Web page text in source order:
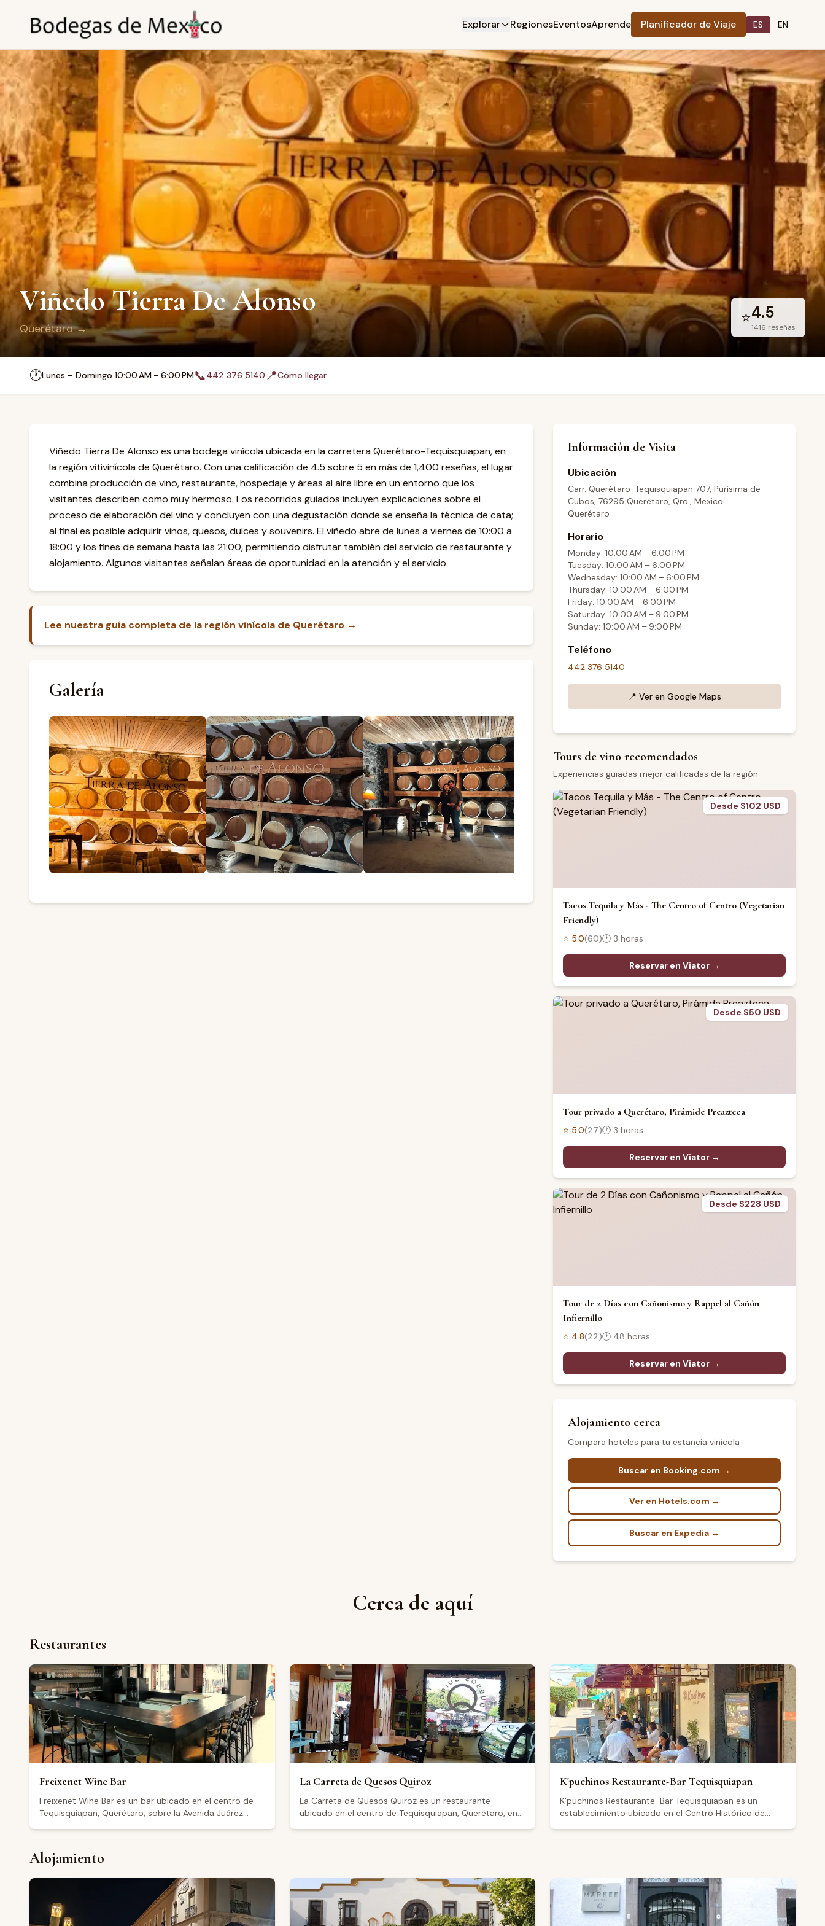
Explorar RegionesEventosAprende Planificador de Viaje ES EN
Viñedo Tierra De Alonso
Querétaro→
⭐4.5
1416 reseñas
🕐Lunes – Domingo 10:00 AM – 6:00 PM📞442 376 5140 📍Cómo llegar
Viñedo Tierra De Alonso es una bodega vinícola ubicada en la carretera Querétaro-Tequisquiapan, en
la región vitivinícola de Querétaro. Con una calificación de 4.5 sobre 5 en más de 1,400 reseñas, el lugar
combina producción de vino, restaurante, hospedaje y áreas al aire libre en un entorno que los
visitantes describen como muy hermoso. Los recorridos guiados incluyen explicaciones sobre el
proceso de elaboración del vino y concluyen con una degustación donde se enseña la técnica de cata;
al final es posible adquirir vinos, quesos, dulces y souvenirs. El viñedo abre de lunes a viernes de 10:00 a
18:00 y los fines de semana hasta las 21:00, permitiendo disfrutar también del servicio de restaurante y
alojamiento. Algunos visitantes señalan áreas de oportunidad en la atención y el servicio.
Lee nuestra guía completa de la región vinícola de Querétaro →
Galería
Información de Visita
Ubicación
Carr. Querétaro-Tequisquiapan 707, Purísima de
Cubos, 76295 Querétaro, Qro., Mexico
Querétaro
Horario
Monday: 10:00 AM – 6:00 PM
Tuesday: 10:00 AM – 6:00 PM
Wednesday: 10:00 AM – 6:00 PM
Thursday: 10:00 AM – 6:00 PM
Friday: 10:00 AM – 6:00 PM
Saturday: 10:00 AM – 9:00 PM
Sunday: 10:00 AM – 9:00 PM
Teléfono
442 376 5140
📍 Ver en Google Maps
Tours de vino recomendados
Experiencias guiadas mejor calificadas de la región
Desde $102 USD
Tacos Tequila y Más - The Centro of Centro (Vegetarian
Friendly)
⭐ 5.0(60)🕐 3 horas
Reservar en Viator →
Desde $50 USD
Tour privado a Querétaro, Pirámide Preazteca
⭐ 5.0(27)🕐 3 horas
Reservar en Viator →
Desde $228 USD
Tour de 2 Días con Cañonismo y Rappel al Cañón
Infiernillo
⭐ 4.8(22)🕐 48 horas
Reservar en Viator →
Alojamiento cerca
Compara hoteles para tu estancia vinícola
Buscar en Booking.com →
Ver en Hotels.com →
Buscar en Expedia →
Cerca de aquí
Restaurantes
Freixenet Wine Bar
Freixenet Wine Bar es un bar ubicado en el centro de
Tequisquiapan, Querétaro, sobre la Avenida Juárez
además de una barra de servicio. Abre jueves y
domingo de 12:00 a 20:30, viernes y sábado de 12:00 a
Cuenta con una calificación de 4.4 sobre 5 basada en
más de 1,500 reseñas en Google, aunque algunos
visitantes han señalado áreas de oportunidad en el
servicio al cliente.
La Carreta de Quesos Quiroz
La Carreta de Quesos Quiroz es un restaurante
ubicado en el centro de Tequisquiapan, Querétaro, en
música en vivo algunos días como los viernes. Los
comensales mencionan una oferta centrada en quesos
de la región y la posibilidad de acompañarlos con vinos
locales, además de resaltar la amabilidad del personal
K'puchinos Restaurante-Bar Tequisquiapan
K'puchinos Restaurante-Bar Tequisquiapan es un
establecimiento ubicado en el Centro Histórico de
jueves y domingo, y hasta medianoche los viernes y
sábados. Con una calificación de 4.5 sobre 5 basada
en más de 6,000 reseñas en Google, los visitantes
destacan en general la calidad de los alimentos, la
Alojamiento